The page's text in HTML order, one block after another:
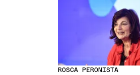
ROSCA PERONISTA